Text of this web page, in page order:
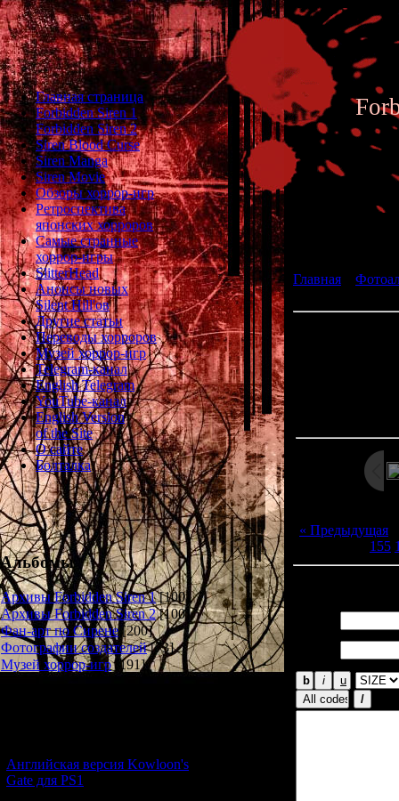
Главная страница
Forbidden Siren 1
Forbidden Siren 2
Siren Blood Curse
Siren Manga
Siren Movie
Обзоры хоррор-игр
Ретроспектива
японских хорроров
Самые странные
хоррор-игры
SlitterHead
Анонсы новых
Silent Hill'ов
Другие статьи
Переводы хорроров
Музей хоррор-игр
Telegram-канал
English Telegram
YouTube-канал
English Version
of the Site
О сайте
Болталка
Альбомы
Архивы Forbidden Siren 1 [100]
Архивы Forbidden Siren 2 [100]
Фан-арт по Сирене [200]
Фотографии создателей [73]
Музей хоррор-игр
[191]
Английская версия Kowloon's
Gate для PS1
Главная
« Предыдущая
155